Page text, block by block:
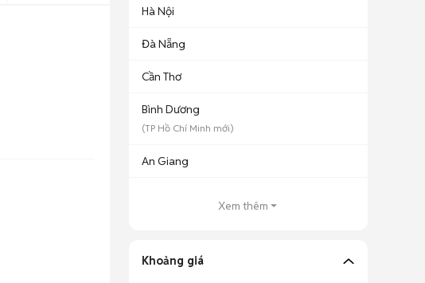
Hà Nội
Đà Nẵng
Cần Thơ
Bình Dương
(TP Hồ Chí Minh mới)
An Giang
Xem thêm
Khoảng giá